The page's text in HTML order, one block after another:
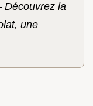
Découvrez la
une